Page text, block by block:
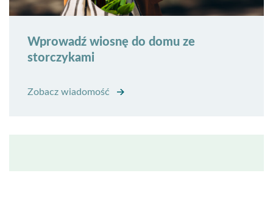
Wprowadź wiosnę do domu ze
storczykami
Zobacz wiadomość